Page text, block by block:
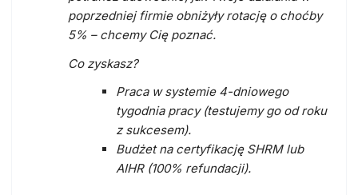
poprzedniej firmie obniżyły rotację o choćby
5% – chcemy Cię poznać.
Co zyskasz?
Praca w systemie 4-dniowego
tygodnia pracy(testujemy go od roku
z sukcesem).
Budżet na certyfikację SHRM lub
AIHR (100% refundacji).